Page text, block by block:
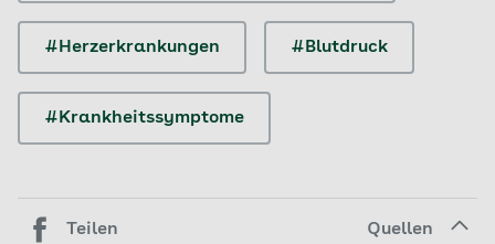
#Herzerkrankungen #Blutdruck
#Krankheitssymptome
Teilen Quellen